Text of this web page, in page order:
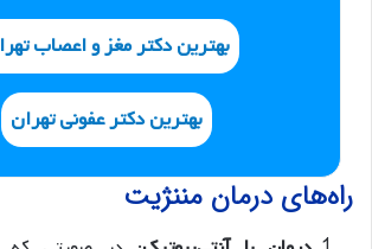
بهترین دکتر مغز و اعصاب
بهترین دکتر عفونی تهران
راه‌های درمان مننژیت